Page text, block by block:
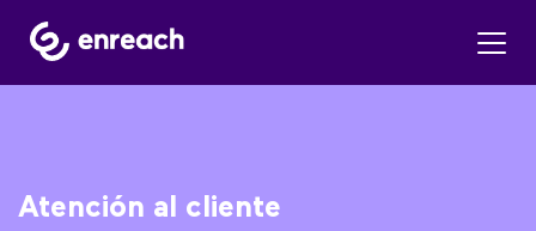
Atención al cliente